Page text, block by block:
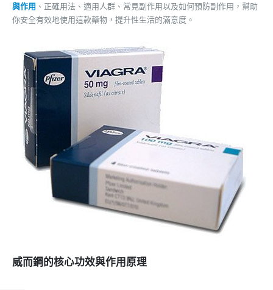
與作用 、正確用法、適用人群、常見副作用以及如何預防副作用，幫助
你安全有效地使用這款藥物，提升性生活的滿意度。
威而鋼的核心功效與作用原理